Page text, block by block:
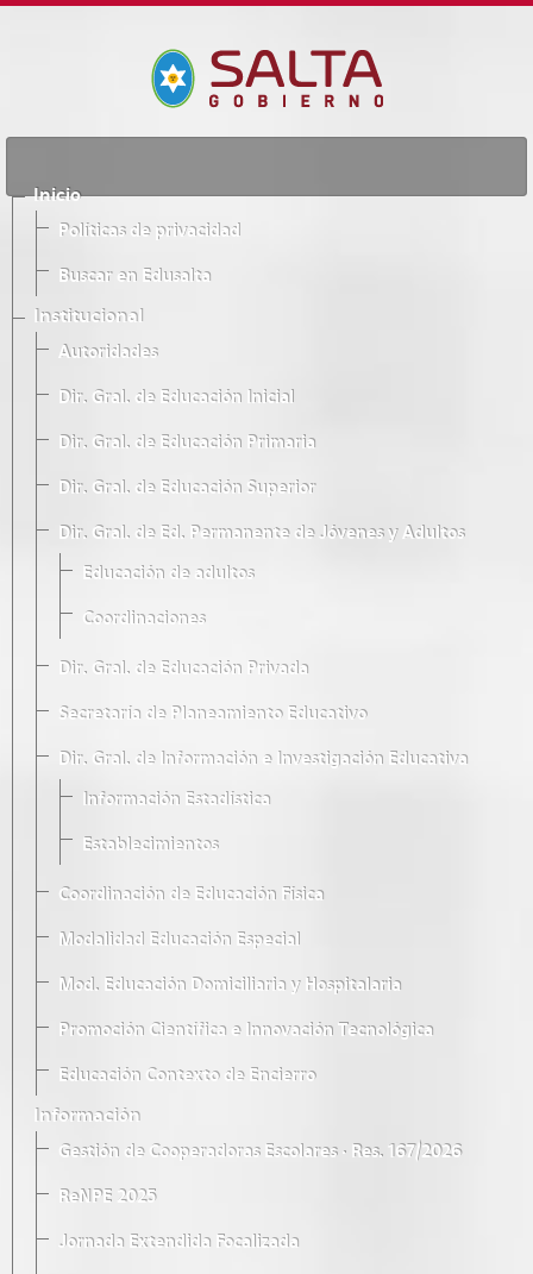
Inicio
Políticas de privacidad
Buscar en Edusalta
Institucional
Autoridades
Dir. Gral. de Educación Inicial
Dir. Gral. de Educación Primaria
Dir. Gral. de Educación Superior
Dir. Gral. de Ed. Permanente de Jóvenes y Adultos
Educación de adultos
Coordinaciones
Dir. Gral. de Educación Privada
Secretaría de Planeamiento Educativo
Dir. Gral. de Información e Investigación Educativa
Información Estadística
Establecimientos
Coordinación de Educación Física
Modalidad Educación Especial
Mod. Educación Domiciliaria y Hospitalaria
Promoción Científica e Innovación Tecnológica
Educación Contexto de Encierro
Información
Gestión de Cooperadoras Escolares · Res. 167/2026
ReNPE 2025
Jornada Extendida Focalizada